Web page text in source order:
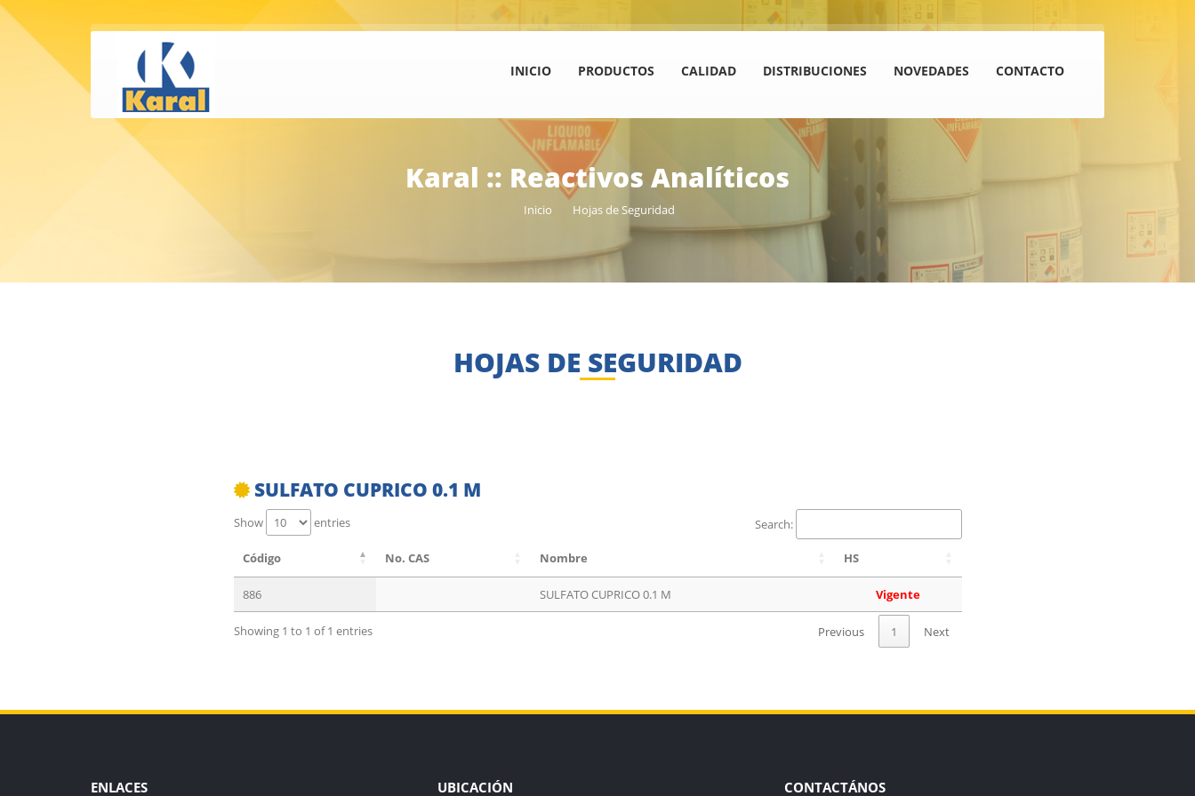
INICIO PRODUCTOS CALIDAD DISTRIBUCIONES NOVEDADES CONTACTO
Karal :: Reactivos Analíticos
Inicio Hojas de Seguridad
HOJAS DE SEGURIDAD
SULFATO CUPRICO 0.1 M
Show entries Search:
Código No. CAS Nombre HS
886 SULFATO CUPRICO 0.1 M Vigente
Showing 1 to 1 of 1 entries Previous 1 Next
ENLACES UBICACIÓN CONTACTÁNOS